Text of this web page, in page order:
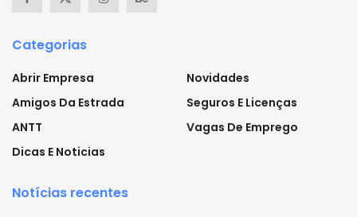
Categorias
Abrir Empresa
Amigos Da Estrada
ANTT
Dicas E Noticias
Novidades
Seguros E Licenças
Vagas De Emprego
Notícias recentes